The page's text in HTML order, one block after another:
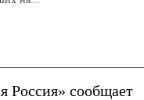
Россия» сообщает